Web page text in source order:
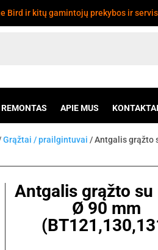
Bird ir kitų gamintojų prekybos ir
APIE MUS KONTAKTAI
Grąžtai / prailgintuvai / Antgalis grąžto
Antgalis grąžto su
Ø 90 mm